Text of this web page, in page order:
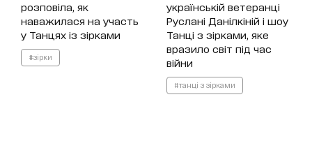
розповіла, як
наважилася на участь
у Танцях із зірками
#зірки
українській ветеранці
Руслані Данілкіній і шоу
Танці з зірками, яке
вразило світ під час
війни
#танці з зірками